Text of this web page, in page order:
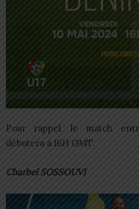
Pour rappel, le match
débutera à 16H GMT.
Charbel SOSSOUVI